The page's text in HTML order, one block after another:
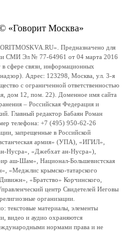
«Говорит Москва»
Предназначено для
СМИ Эл № 77-64961 от 04 марта 2016
сфере связи, информационных
Адрес: 123298, Москва, ул. 3-я
с ограниченной ответственностью
дом 12, пом. 22). Доменное имя сайта
– Российская Федерация и
Главный редактор Бабаян Роман
телефона: +7 (495) 950-62-26
запрещенные в Российской
армия» (УПА), «ИГИЛ»,
Нусра», «Джебхат ан-Нусра»),
аш-Шам», Национал-Большевистская
«Меджлис крымско-татарского
«Братство» Корчинского,
центр Свидетелей Иеговы
организации.
текстовые материалы, элементы
видео и аудио охраняются
нормами права и не